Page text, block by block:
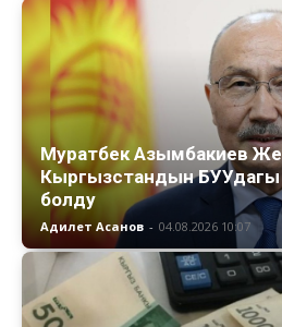
Муратбек Азымбакиев
Кыргызстандын БУУдагы
болду
Адилет Асанов - 04.08.2026 10:07